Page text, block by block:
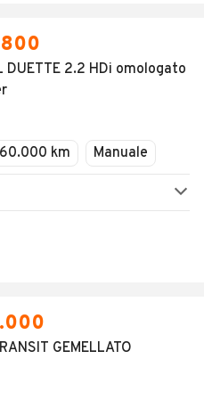
DUETTE 2.2 HDi omologato
km Manuale
GEMELLATO